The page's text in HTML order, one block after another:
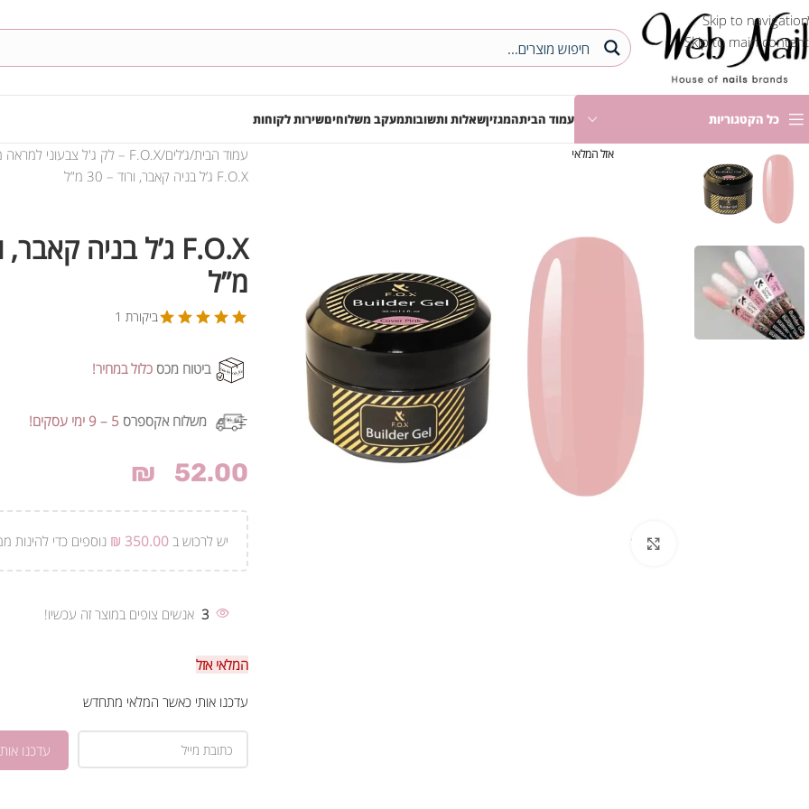
Skip to navigation
Skip to main content
כל הקטגוריות עמוד הביתהמגזיןשאלות ותשובותמעקב משלוחיםשירות לקוחות
אזל המלאי עמוד הבית ג’לים F.O.X – לק ג'ל צבעוני למראה מושלם
F.O.X ג’ל בניה קאבר, ורוד – 30 מ”ל
מ”ל
ביקורת 1
ביטוח מכס כלול במחיר!
משלוח אקספרס 5 – 9 ימי עסקים!
₪ 52.00
יש לרכוש ב ₪ 350.00 נוספים כדי להינות
3 אנשים צופים במוצר זה עכשיו!
המלאי אזל
עדכנו אותי כאשר המלאי מתחדש